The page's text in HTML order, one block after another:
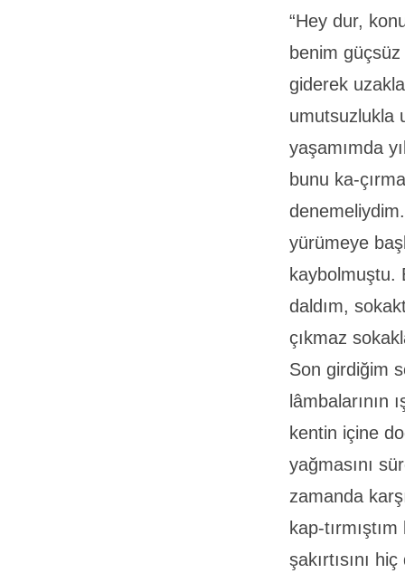
“Hey dur,
benim güçsüz
giderek
umutsuzlukla
yaşamımda
bunu ka-
yürümeye
kaybolmuştu.
daldım,
çıkmaz
Son girdiğim
lâmbalarının
kentin içine
yağmasını
zamanda
kap-
şakırtısını